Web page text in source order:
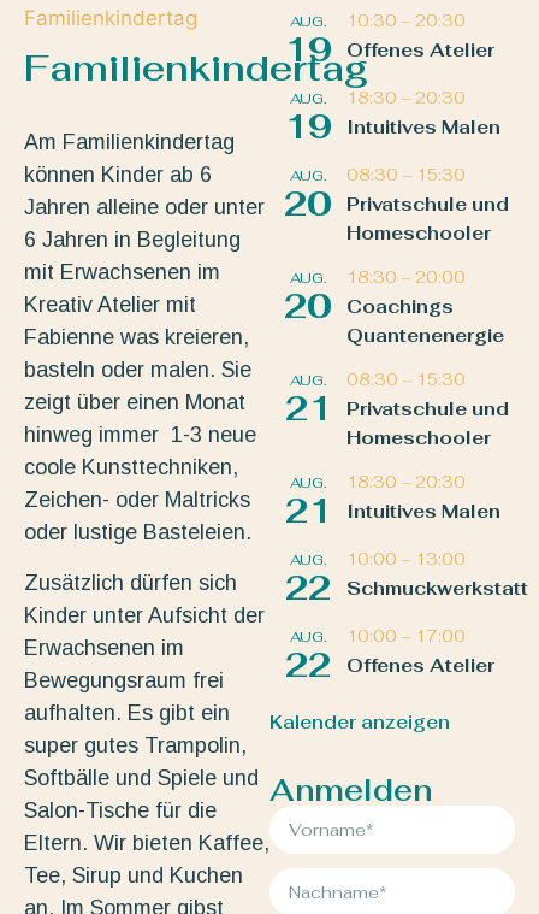
Familienkindertag
Familienkindertag
Am Familienkindertag
können Kinder ab 6
Jahren alleine oder unter
6 Jahren in Begleitung
mit Erwachsenen im
Kreativ Atelier mit
Fabienne was kreieren,
basteln oder malen. Sie
zeigt über einen Monat
hinweg immer 1-3 neue
coole Kunsttechniken,
Zeichen- oder Maltricks
oder lustige Basteleien.
Zusätzlich dürfen sich
Kinder unter Aufsicht der
Erwachsenen im
Bewegungsraum frei
aufhalten. Es gibt ein
super gutes Trampolin,
Softbälle und Spiele und
Salon-Tische für die
Eltern. Wir bieten Kaffee,
Tee, Sirup und Kuchen
an. Im Sommer gibst
AUG.
19
10:30 – 20:30
Offenes Atelier
AUG.
19
18:30 – 20:30
Intuitives Malen
AUG.
20
08:30 – 15:30
Privatschule und
Homeschooler
AUG.
20
18:30 – 20:00
Coachings
Quantenenergie
AUG.
21
08:30 – 15:30
Privatschule und
Homeschooler
AUG.
21
18:30 – 20:30
Intuitives Malen
AUG.
22
10:00 – 13:00
Schmuckwerkstatt
AUG.
22
10:00 – 17:00
Offenes Atelier
Kalender anzeigen
Anmelden